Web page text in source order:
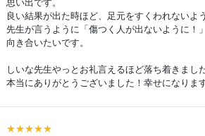
良い結果が出た時ほど、足元をすくわれないよ
先生が言うように「傷つく人が出ないように！
向き合いたいです。
しいな先生やっとお礼言えるほど落ち着きまし
本当にありがとうございました！幸せになりま
★★★★★